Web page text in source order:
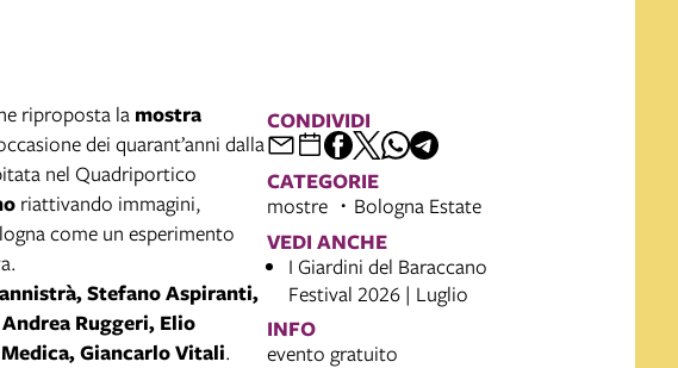
riproposta la mostra
dei quarant’anni dalla
nel Quadriportico
riattivando immagini,
come un esperimento
Stefano Aspiranti,
Ruggeri, Elio
Giancarlo Vitali.
CONDIVIDI
CATEGORIE
mostre
Bologna Estate
VEDI ANCHE
I Giardini del Baraccano
Festival 2026 | Luglio
INFO
evento gratuito